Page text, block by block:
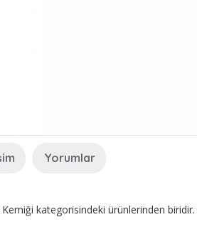
Yorumlar
kategorisindeki ürünlerinden